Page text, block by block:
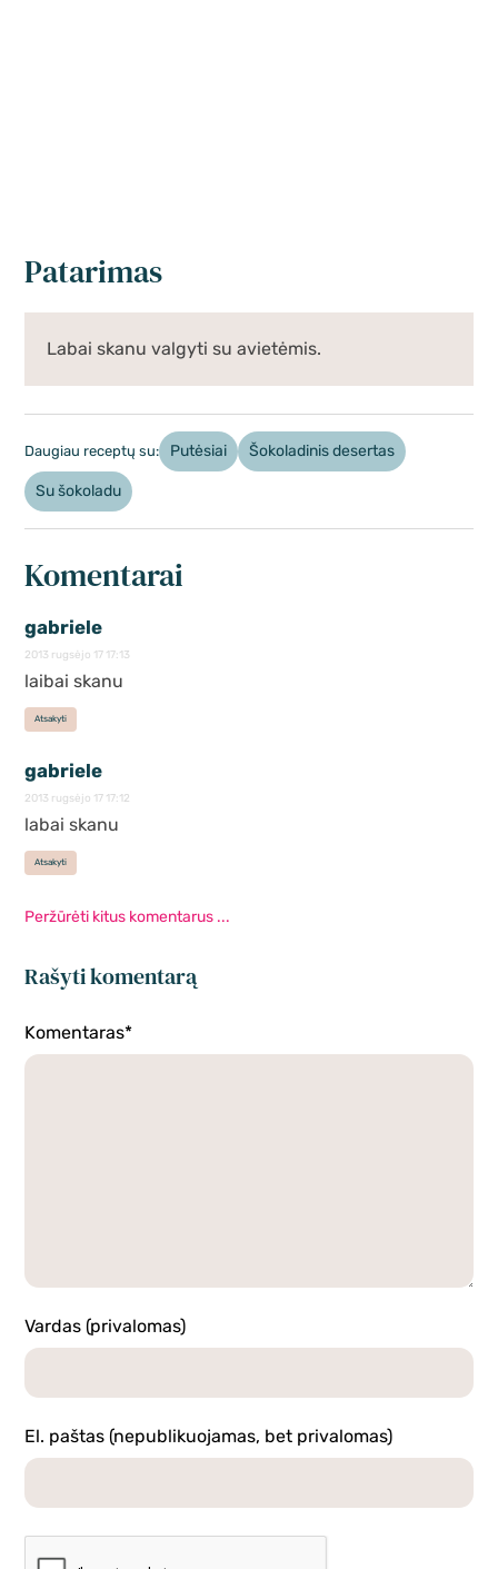
Patarimas
Labai skanu valgyti su avietėmis.
Daugiau receptų su: Putėsiai Šokoladinis desertas
Su šokoladu
Komentarai
gabriele
2013 rugsėjo 17 17:13
laibai skanu
Atsakyti
gabriele
2013 rugsėjo 17 17:12
labai skanu
Atsakyti
Peržūrėti kitus komentarus ...
Rašyti komentarą
Komentaras*
Vardas (privalomas)
El. paštas (nepublikuojamas, bet privalomas)